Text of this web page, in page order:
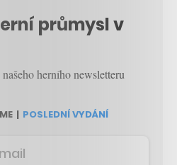
průmysl v
herního newsletteru
| POSLEDNÍ VYDÁNÍ